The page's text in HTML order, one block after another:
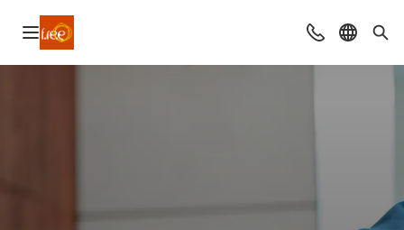
Navigation öffnen KontaktSprache